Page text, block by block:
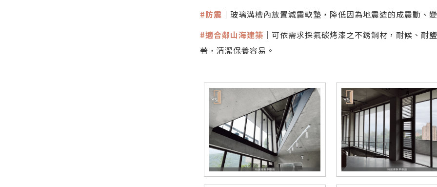
#防震 ｜玻璃溝槽內放置減震軟墊，降低因為地震造的成震動、
#適合鄰山海建築 ｜可依需求採氟碳烤漆之不銹鋼材，耐候、耐
著，清潔保養容易。